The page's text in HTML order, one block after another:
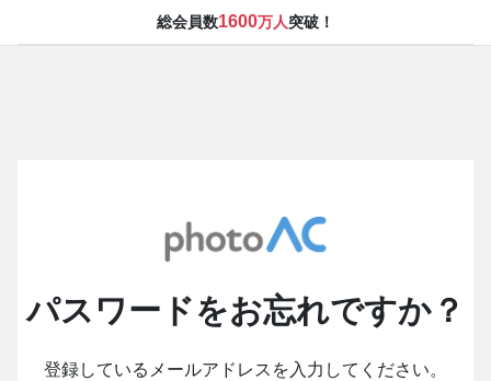
総会員数1600万人突破！
パスワードをお忘れですか？
登録しているメールアドレスを入力してください。